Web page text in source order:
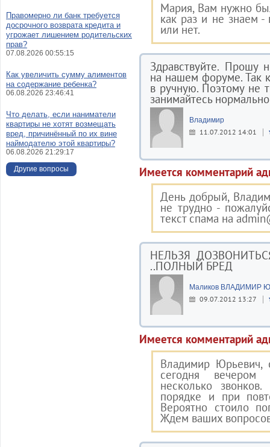
Мария, Вам нужно
как раз и не знаем -
или нет.
Здравствуйте. Прошу
на нашем форуме. Так
в ручную. Поэтому не
занимайтесь
Владимир
11.07.2012 14:01
Имеется комментарий
День добрый,
не трудно -
текст спама на
НЕЛЬЗЯ
..ПОЛНЫЙ БРЕД
Маликов ВЛАДИМИР
09.07.2012 13:27
Имеется комментарий
Владимир Юрьевич,
сегодня вечером
несколько
порядке и при
Вероятно стоило
Ждем ваших
Правомерно ли банк требуется
досрочного возврата кредита и
угрожает лишением родительских
прав?
07.08.2026 00:55:15
Как увеличить сумму алиментов
на содержание ребенка?
06.08.2026 23:46:41
Что делать, если наниматели
квартиры не хотят возмещать
вред, причинённый по их вине
наймодателю этой квартиры?
06.08.2026 21:29:17
Другие вопросы